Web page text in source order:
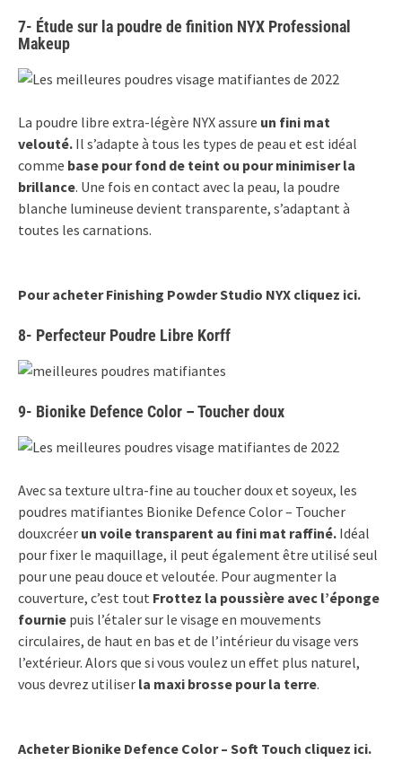
7- Étude sur la poudre de finition NYX Professional
Makeup
La poudre libre extra-légère NYX assure un fini mat
velouté. Il s’adapte à tous les types de peau et est idéal
comme base pour fond de teint ou pour minimiser la
brillance. Une fois en contact avec la peau, la poudre
blanche lumineuse devient transparente, s’adaptant à
toutes les carnations.
Pour acheter Finishing Powder Studio NYX cliquez ici.
8- Perfecteur Poudre Libre Korff
9- Bionike Defence Color – Toucher doux
Avec sa texture ultra-fine au toucher doux et soyeux, les
poudres matifiantes Bionike Defence Color – Toucher
douxcréer un voile transparent au fini mat raffiné. Idéal
pour fixer le maquillage, il peut également être utilisé seul
pour une peau douce et veloutée. Pour augmenter la
couverture, c’est tout Frottez la poussière avec l’éponge
fournie puis l’étaler sur le visage en mouvements
circulaires, de haut en bas et de l’intérieur du visage vers
l’extérieur. Alors que si vous voulez un effet plus naturel,
vous devrez utiliser la maxi brosse pour la terre.
AcheterBionike Defence Color – Soft Touch cliquez ici.